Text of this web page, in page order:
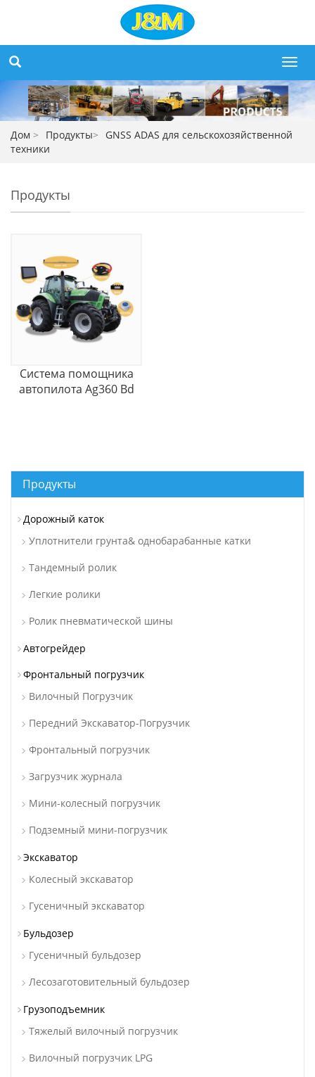
Дом > Продукты>
GNSS ADAS для сельскохозяйственной
техники
Продукты
Система помощника
автопилота Ag360 Bd
Продукты
Дорожный каток
Уплотнители грунта& однобарабанные катки
Тандемный ролик
Легкие ролики
Ролик пневматической шины
Автогрейдер
Фронтальный погрузчик
Вилочный Погрузчик
Передний Экскаватор-Погрузчик
Фронтальный погрузчик
Загрузчик журнала
Мини-колесный погрузчик
Подземный мини-погрузчик
Экскаватор
Колесный экскаватор
Гусеничный экскаватор
Бульдозер
Гусеничный бульдозер
Лесозаготовительный бульдозер
Грузоподъемник
Тяжелый вилочный погрузчик
Вилочный погрузчик LPG